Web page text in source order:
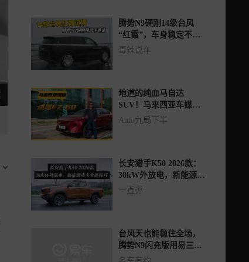
腾势N9硬刚14级台风
“红霞”，车身稳定不跑
偏，真牛！
毒辣说车
地道的纯血马自达
SUV！马来西亚车媒体
验马自达EZ-60
Auto九局下半
长安猎手K50 2026款：
30kW外放电，新能源皮
卡全能标杆
一直评
台风天也能稳住全场，
腾势N9闪充版用易三方
守护全家出行